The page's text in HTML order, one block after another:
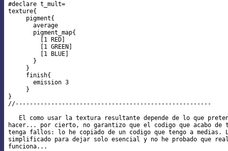
#declare t_mult=
texture{
     pigment{
       average
       pigment_map{
         [1 RED]
         [1 GREEN]
         [1 BLUE]
       }
     }
     finish{
       emission 3
     }
}
//-------------------------------------------------------
El como usar la textura resultante depende de lo que
hacer... por cierto, no garantizo que el codigo que acabo de
tenga fallos: lo he copiado de un codigo que tengo a medias.
simplificado para dejar solo esencial y no he probado que
funciona...